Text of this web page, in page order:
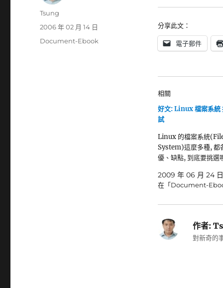
分享此文：
電子郵件
相關
好文: Linux 檔案系統
試
Linux 的檔案系統
System)這麼多種, 都
優、缺點, 到底要挑選
2009 年 06 月 24 日
在「Document-
作者:
對新奇的
作
Tsung
發
2006 年 02 月 14 日
分
Document-Ebook